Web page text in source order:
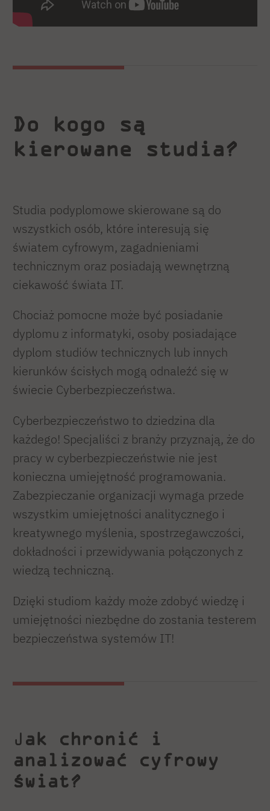
Do kogo są
kierowane studia?
Studia podyplomowe skierowane są do
wszystkich osób, które interesują się
światem cyfrowym, zagadnieniami
technicznym oraz posiadają wewnętrzną
ciekawość świata IT.
Chociaż pomocne może być posiadanie
dyplomu z informatyki, osoby posiadające
dyplom studiów technicznych lub innych
kierunków ścisłych mogą odnaleźć się w
świecie Cyberbezpieczeństwa.
Cyberbezpieczeństwo to dziedzina dla
każdego! Specjaliści z branży przyznają, że do
pracy w cyberbezpieczeństwie nie jest
konieczna umiejętność programowania.
Zabezpieczanie organizacji wymaga przede
wszystkim umiejętności analitycznego i
kreatywnego myślenia, spostrzegawczości,
dokładności i przewidywania połączonych z
wiedzą techniczną.
Dzięki studiom każdy może zdobyć wiedzę i
umiejętności niezbędne do zostania testerem
bezpieczeństwa systemów IT!
J ak chronić i
analizować cyfrowy
świat?